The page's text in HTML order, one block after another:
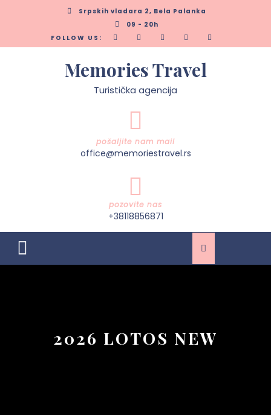
Srpskih vladara 2, Bela Palanka
09 - 20h
FOLLOW US:
Memories Travel
Turistička agencija
pošaljite nam mail
office@memoriestravel.rs
pozovite nas
+38118856871
Open
2026 LOTOS NEW